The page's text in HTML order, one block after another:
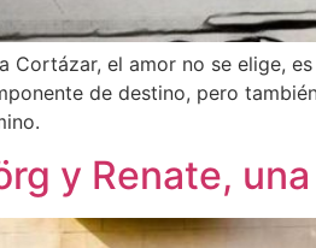
Cortázar, el amor no se elige,
de destino, pero
y Renate,